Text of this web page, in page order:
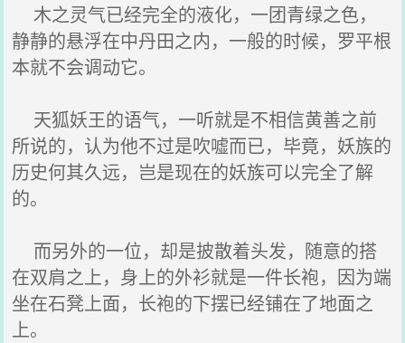
木之灵气已经完全的液化，一团青绿之色，
静静的悬浮在中丹田之内，一般的时候，罗平根
本就不会调动它。
天狐妖王的语气，一听就是不相信黄善之前
所说的，认为他不过是吹嘘而已，毕竟，妖族的
历史何其久远，岂是现在的妖族可以完全了解
的。
而另外的一位，却是披散着头发，随意的搭
在双肩之上，身上的外衫就是一件长袍，因为端
坐在石凳上面，长袍的下摆已经铺在了地面之
上。